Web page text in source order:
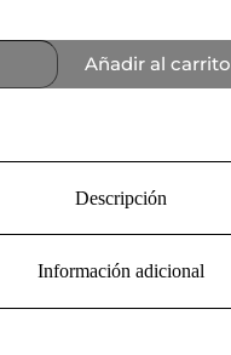
Añadir al carrito
Descripción
Información adicional